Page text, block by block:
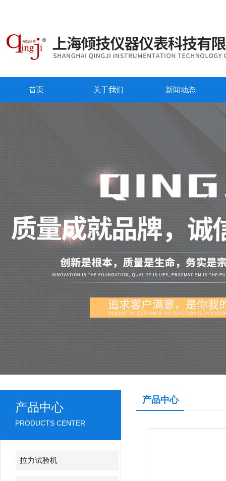
首页 关于我们 新闻动态
产品中心
PRODUCTS CENTER
拉力试验机
产品中心